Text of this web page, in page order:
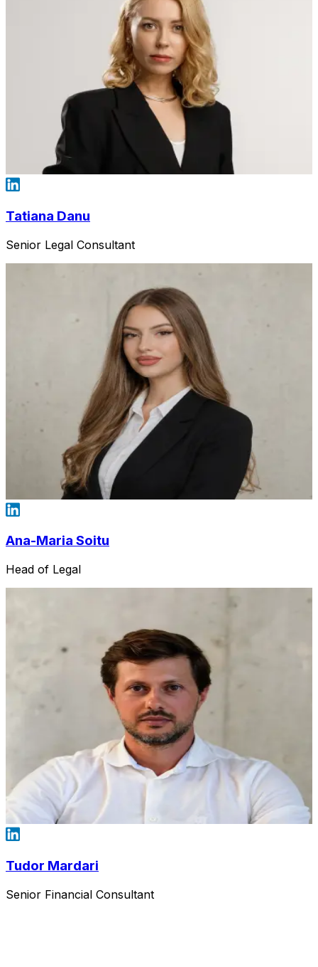
Tatiana Danu
Senior Legal Consultant
Ana-Maria Soitu
Head of Legal
Tudor Mardari
Senior Financial Consultant